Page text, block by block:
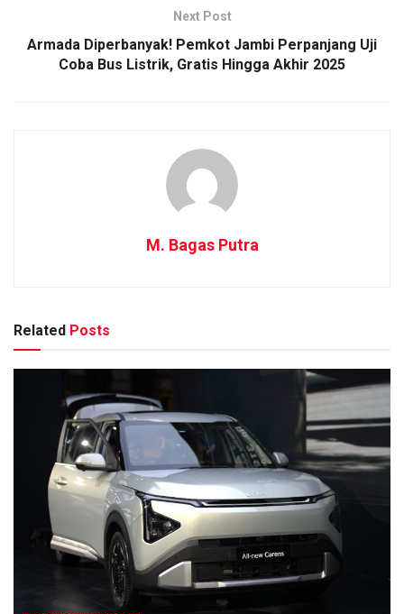
Next Post
Armada Diperbanyak! Pemkot Jambi Perpanjang Uji
Coba Bus Listrik, Gratis Hingga Akhir 2025
M. Bagas Putra
Related Posts